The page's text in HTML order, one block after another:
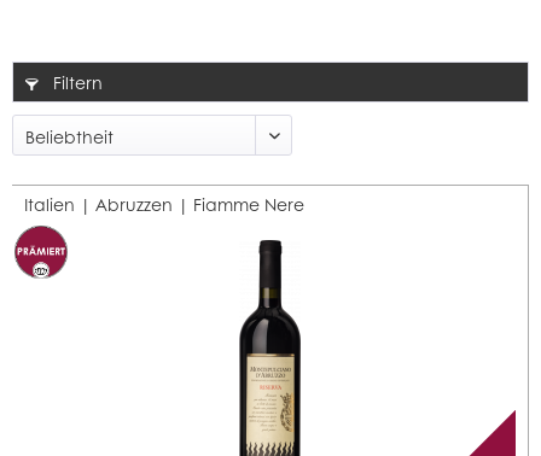
Filtern
Italien | Abruzzen | Fiamme Nere